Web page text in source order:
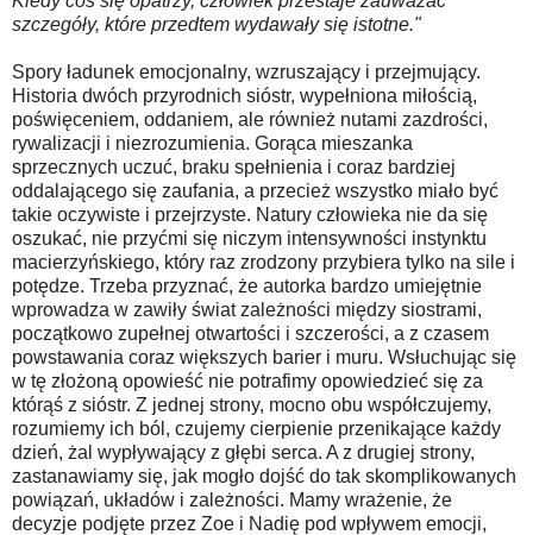
szczegóły, które przedtem wydawały się istotne."
Spory ładunek emocjonalny, wzruszający i przejmujący.
Historia dwóch przyrodnich sióstr, wypełniona miłością,
poświęceniem, oddaniem, ale również nutami zazdrości,
rywalizacji i niezrozumienia. Gorąca mieszanka
sprzecznych uczuć, braku spełnienia i coraz bardziej
oddalającego się zaufania, a przecież wszystko miało być
takie oczywiste i przejrzyste. Natury człowieka nie da się
oszukać, nie przyćmi się niczym intensywności instynktu
macierzyńskiego, który raz zrodzony przybiera tylko na sile i
potędze. Trzeba przyznać, że autorka bardzo umiejętnie
wprowadza w zawiły świat zależności między siostrami,
początkowo zupełnej otwartości i szczerości, a z czasem
powstawania coraz większych barier i muru. Wsłuchując się
w tę złożoną opowieść nie potrafimy opowiedzieć się za
którąś z sióstr. Z jednej strony, mocno obu współczujemy,
rozumiemy ich ból, czujemy cierpienie przenikające każdy
dzień, żal wypływający z głębi serca. A z drugiej strony,
zastanawiamy się, jak mogło dojść do tak skomplikowanych
powiązań, układów i zależności. Mamy wrażenie, że
decyzje podjęte przez Zoe i Nadię pod wpływem emocji,